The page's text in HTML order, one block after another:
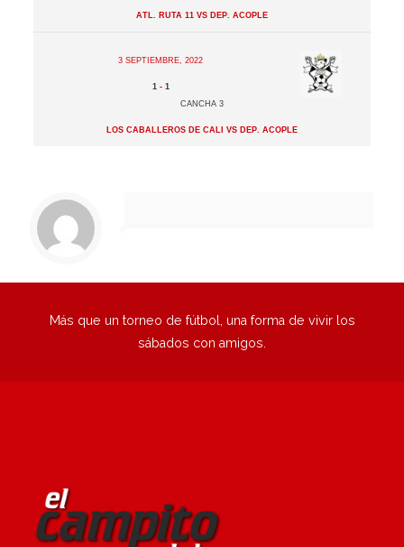
Atl. Ruta 11 vs Dep. Acople
3 septiembre, 2022
1 - 1
Cancha 3
Los Caballeros de Cali vs Dep. Acople
Más que un torneo de fútbol, una forma de vivir los
sábados con amigos.